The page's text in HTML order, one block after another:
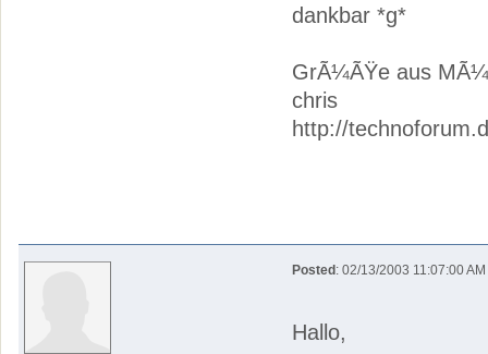
dankbar *g*
GrÃ¼ÃŸe aus
chris
http://
Posted : 02/13/2003 11:07:00 AM
Hallo,